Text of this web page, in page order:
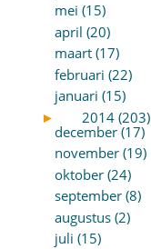
mei (15)
april (20)
maart (17)
februari (22)
januari (15)
►
2014 (203)
december (17)
november (19)
oktober (24)
september (8)
augustus (2)
juli (15)